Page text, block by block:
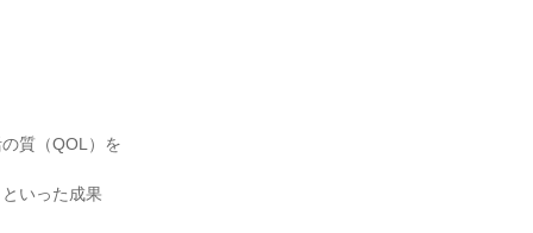
質（QOL）を
いった成果